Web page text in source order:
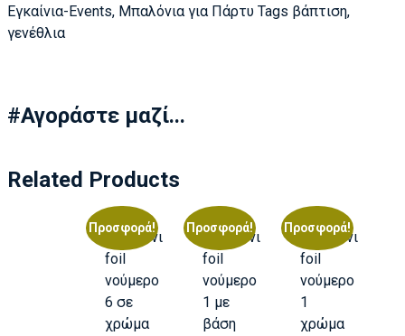
Εγκαίνια-Events, Μπαλόνια για Πάρτυ Tags βάπτιση,
γενέθλια
#Αγοράστε μαζί...
Related Products
Προσφορά! Προσφορά! Προσφορά!